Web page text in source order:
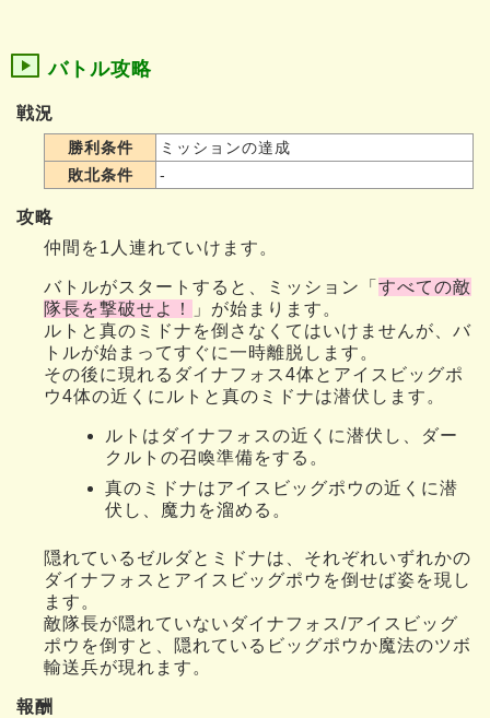
バトル攻略
戦況
勝利条件
ミッションの達成
敗北条件
-
攻略
仲間を1人連れていけます。
バトルがスタートすると、ミッション「 すべての敵
隊長を撃破せよ！
」が始まります。
ルトと真のミドナを倒さなくてはいけませんが、バ
トルが始まってすぐに一時離脱します。
その後に現れるダイナフォス4体とアイスビッグポ
ウ4体の近くにルトと真のミドナは潜伏します。
ルトはダイナフォスの近くに潜伏し、ダー
クルトの召喚準備をする。
真のミドナはアイスビッグポウの近くに潜
伏し、魔力を溜める。
隠れているゼルダとミドナは、それぞれいずれかの
ダイナフォスとアイスビッグポウを倒せば姿を現し
ます。
敵隊長が隠れていないダイナフォス/アイスビッグ
ポウを倒すと、隠れているビッグポウか魔法のツボ
輸送兵が現れます。
報酬